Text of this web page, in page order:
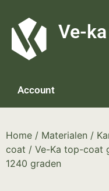
Ve-ka
Account
Home / Materialen /
coat / Ve-Ka top-coat
1240 graden